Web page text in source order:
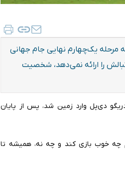
مرحله یک‌چهارم نهایی جام جهانی
را ارائه نمی‌دهد، شخصیت
دی‌پل وارد زمین شد، پس از پایان
چه خوب بازی کند و چه نه، همیشه تا